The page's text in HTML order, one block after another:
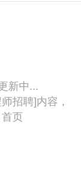
新中...
招聘]内容，
页